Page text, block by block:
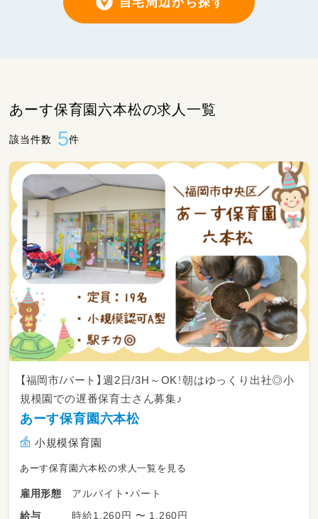
あーす保育園六本松の求人一覧
該当件数 5件
【福岡市/パート】週2日/3H～OK！朝はゆっくり出社◎小
規模園での遅番保育士さん募集♪
あーす保育園六本松
小規模保育園
あーす保育園六本松の求人一覧を見る
雇用形態
アルバイト・パート
給与
時給1,260円 〜 1,260円